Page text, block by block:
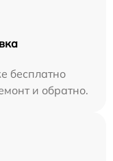
бесплатно
и обратно.